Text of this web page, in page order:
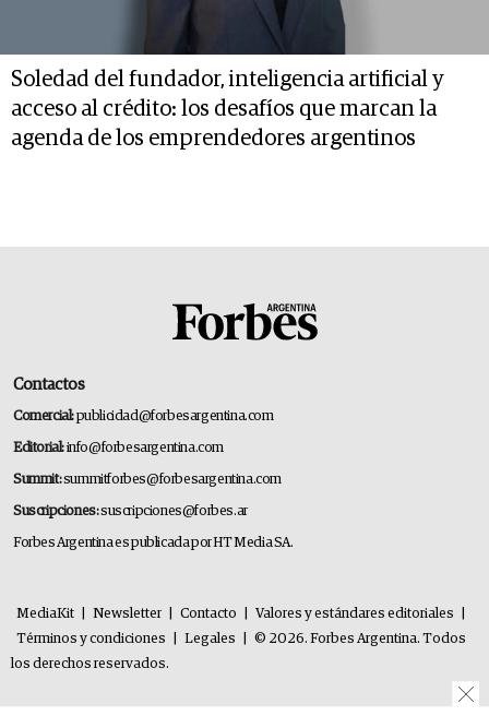
Soledad del fundador, inteligencia artificial y
acceso al crédito: los desafíos que marcan la
agenda de los emprendedores argentinos
Contactos
Comercial:publicidad@forbesargentina.com
Editorial:info@forbesargentina.com
Summit:summitforbes@forbesargentina.com
Suscripciones:suscripciones@forbes.ar
Forbes Argentina es publicada por HT Media SA.
MediaKit Newsletter Contacto Valores y estándares editoriales
Términos y condiciones
Legales
© 2026. Forbes Argentina. Todos
los derechos reservados.